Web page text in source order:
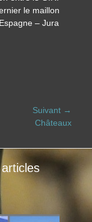
le maillon
– Jura
Suivant →
Châteaux